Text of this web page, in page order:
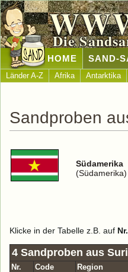
Die
HOME SAND-
Länder A-Z Afrika Antarktika
Sandproben
Südamerika
(Südamerika)
Klicke in der Tabelle z.B. auf
4 Sandproben aus
Nr. Code Region